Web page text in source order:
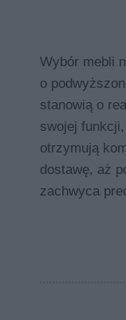
Wybór mebli
o
stanowią o
swojej
otrzymują
dostawę, aż
zachwyca